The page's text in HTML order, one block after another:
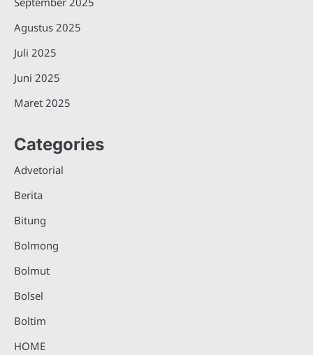
Agustus 2025
Juli 2025
Juni 2025
Maret 2025
Categories
Advetorial
Berita
Bitung
Bolmong
Bolmut
Bolsel
Boltim
HOME